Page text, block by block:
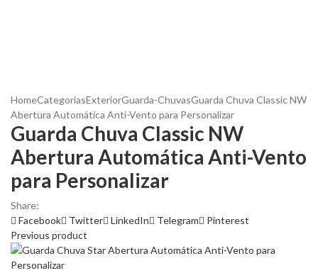
HomeCategoriasExteriorGuarda-ChuvasGuarda Chuva Classic NW
Abertura Automática Anti-Vento para Personalizar
Guarda Chuva Classic NW
Abertura Automática Anti-Vento
para Personalizar
Share:
Facebook
Twitter LinkedIn Telegram
Pinterest
Previous product